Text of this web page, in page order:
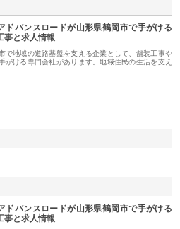
ドバンスロードが山形県鶴岡市で手がける
事と求人情報
で地域の道路基盤を支える企業として、舗装工事や
がける専門会社があります。地域住民の生活を支え
ドバンスロードが山形県鶴岡市で手がける
事と求人情報